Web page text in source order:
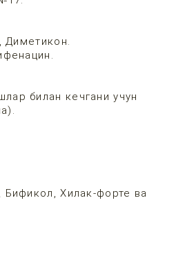
Диметикон.
билан кечгани учун
Хилак-форте ва